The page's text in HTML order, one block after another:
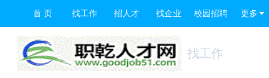
首 页 找工作 招人才 找企业 校园招聘 更多
找工作